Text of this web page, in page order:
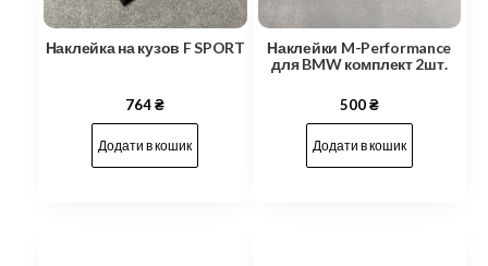
Наклейка на кузов F SPORT
764₴
Додати в кошик
Наклейки M-Performance
для BMW комплект 2шт.
500₴
Додати в кошик